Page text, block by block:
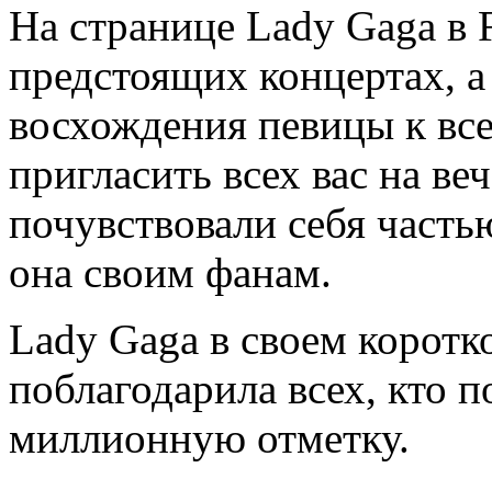
На странице Lady Gaga в
предстоящих концертах,
восхождения певицы к
пригласить всех вас на
почувствовали себя
она своим фанам.
Lady Gaga в своем
поблагодарила всех, кто
миллионную отметку.